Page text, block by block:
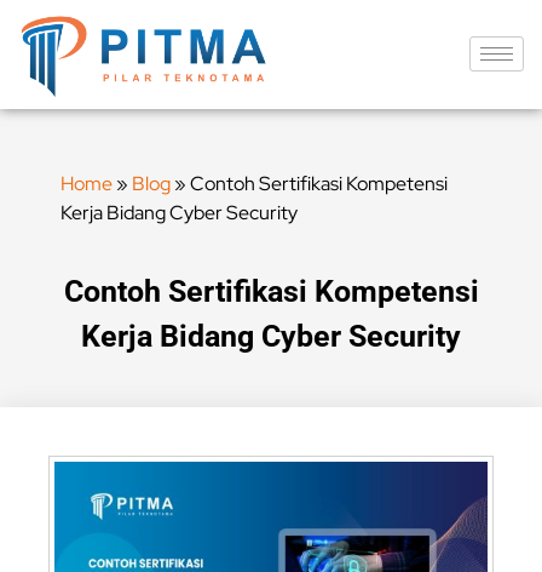
Home» Blog»Contoh Sertifikasi Kompetensi
Kerja Bidang Cyber Security
Contoh Sertifikasi Kompetensi
Kerja Bidang Cyber Security